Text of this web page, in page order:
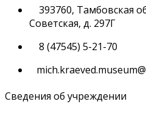
393760, Тамбовская
Советская, д. 297Г
8 (47545) 5-21-70
Сведения об учреждении